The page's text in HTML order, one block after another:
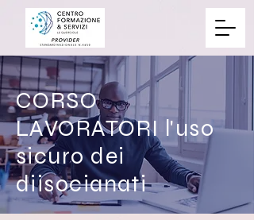
CORSO
LAVORATORI l'uso
sicuro dei
diisocianati